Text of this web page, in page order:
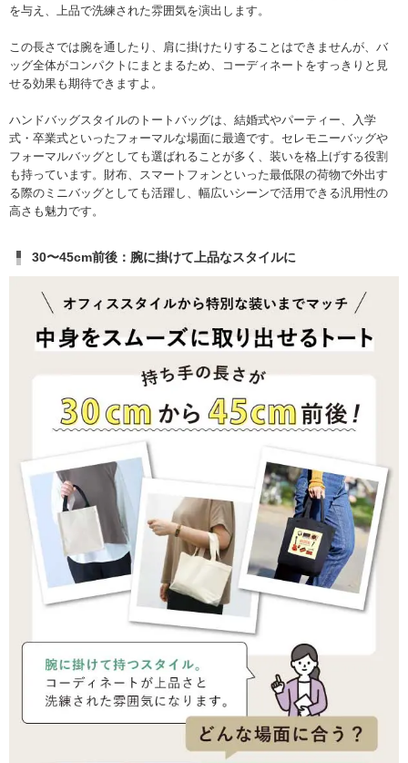
を与え、上品で洗練された雰囲気を演出します。
この長さでは腕を通したり、肩に掛けたりすることはできませんが、バ
ッグ全体がコンパクトにまとまるため、コーディネートをすっきりと見
せる効果も期待できますよ。
ハンドバッグスタイルのトートバッグは、結婚式やパーティー、入学
式・卒業式といったフォーマルな場面に最適です。セレモニーバッグや
フォーマルバッグとしても選ばれることが多く、装いを格上げする役割
も持っています。財布、スマートフォンといった最低限の荷物で外出す
る際のミニバッグとしても活躍し、幅広いシーンで活用できる汎用性の
高さも魅力です。
30〜45cm前後：腕に掛けて上品なスタイルに